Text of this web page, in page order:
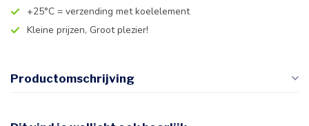
+25°C = verzending met koelelement
Kleine prijzen, Groot plezier!
Productomschrijving